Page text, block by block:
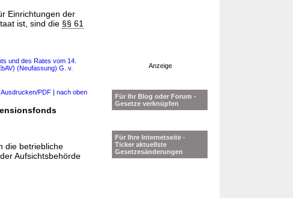
Einrichtungen der
ist, sind die §§ 61
und des Rates vom 14.
(Neufassung) G. v.
Ausdrucken/PDF | nach oben
die betriebliche
Aufsichtsbehörde
Anzeige
Für Ihr Blog oder Forum -
Gesetze verknüpfen
Für Ihre Internetseite -
Ticker aktuellste
Gesetzesänderungen